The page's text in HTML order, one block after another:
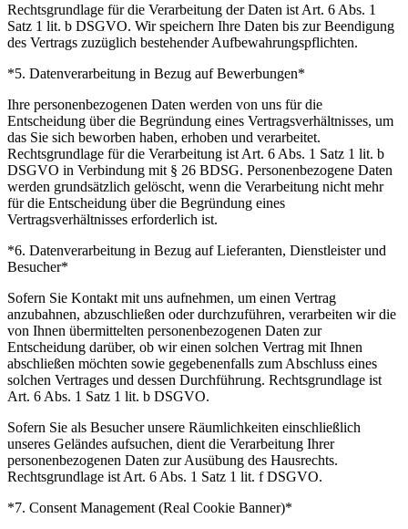
Rechtsgrundlage für die Verarbeitung der Daten ist Art. 6 Abs. 1
Satz 1 lit. b DSGVO. Wir speichern Ihre Daten bis zur Beendigung
des Vertrags zuzüglich bestehender Aufbewahrungspflichten.
*5. Datenverarbeitung in Bezug auf Bewerbungen*
Ihre personenbezogenen Daten werden von uns für die
Entscheidung über die Begründung eines Vertragsverhältnisses, um
das Sie sich beworben haben, erhoben und verarbeitet.
Rechtsgrundlage für die Verarbeitung ist Art. 6 Abs. 1 Satz 1 lit. b
DSGVO in Verbindung mit § 26 BDSG. Personenbezogene Daten
werden grundsätzlich gelöscht, wenn die Verarbeitung nicht mehr
für die Entscheidung über die Begründung eines
Vertragsverhältnisses erforderlich ist.
*6. Datenverarbeitung in Bezug auf Lieferanten, Dienstleister und
Besucher*
Sofern Sie Kontakt mit uns aufnehmen, um einen Vertrag
anzubahnen, abzuschließen oder durchzuführen, verarbeiten wir die
von Ihnen übermittelten personenbezogenen Daten zur
Entscheidung darüber, ob wir einen solchen Vertrag mit Ihnen
abschließen möchten sowie gegebenenfalls zum Abschluss eines
solchen Vertrages und dessen Durchführung. Rechtsgrundlage ist
Art. 6 Abs. 1 Satz 1 lit. b DSGVO.
Sofern Sie als Besucher unsere Räumlichkeiten einschließlich
unseres Geländes aufsuchen, dient die Verarbeitung Ihrer
personenbezogenen Daten zur Ausübung des Hausrechts.
Rechtsgrundlage ist Art. 6 Abs. 1 Satz 1 lit. f DSGVO.
*7. Consent Management (Real Cookie Banner)*